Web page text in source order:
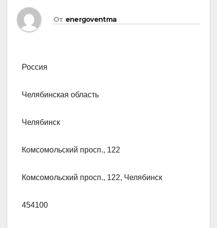
От energoventma
Россия
Челябинская область
Челябинск
Комсомольский просп., 122
Комсомольский просп., 122, Челябинск
454100